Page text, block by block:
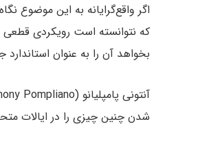
اگر واقع‌گرایانه به این موضوع
که نتوانسته است رویکردی قطعی
بخواهد آن را به عنوان استاندارد
شدن چنین چیزی را در ایالات